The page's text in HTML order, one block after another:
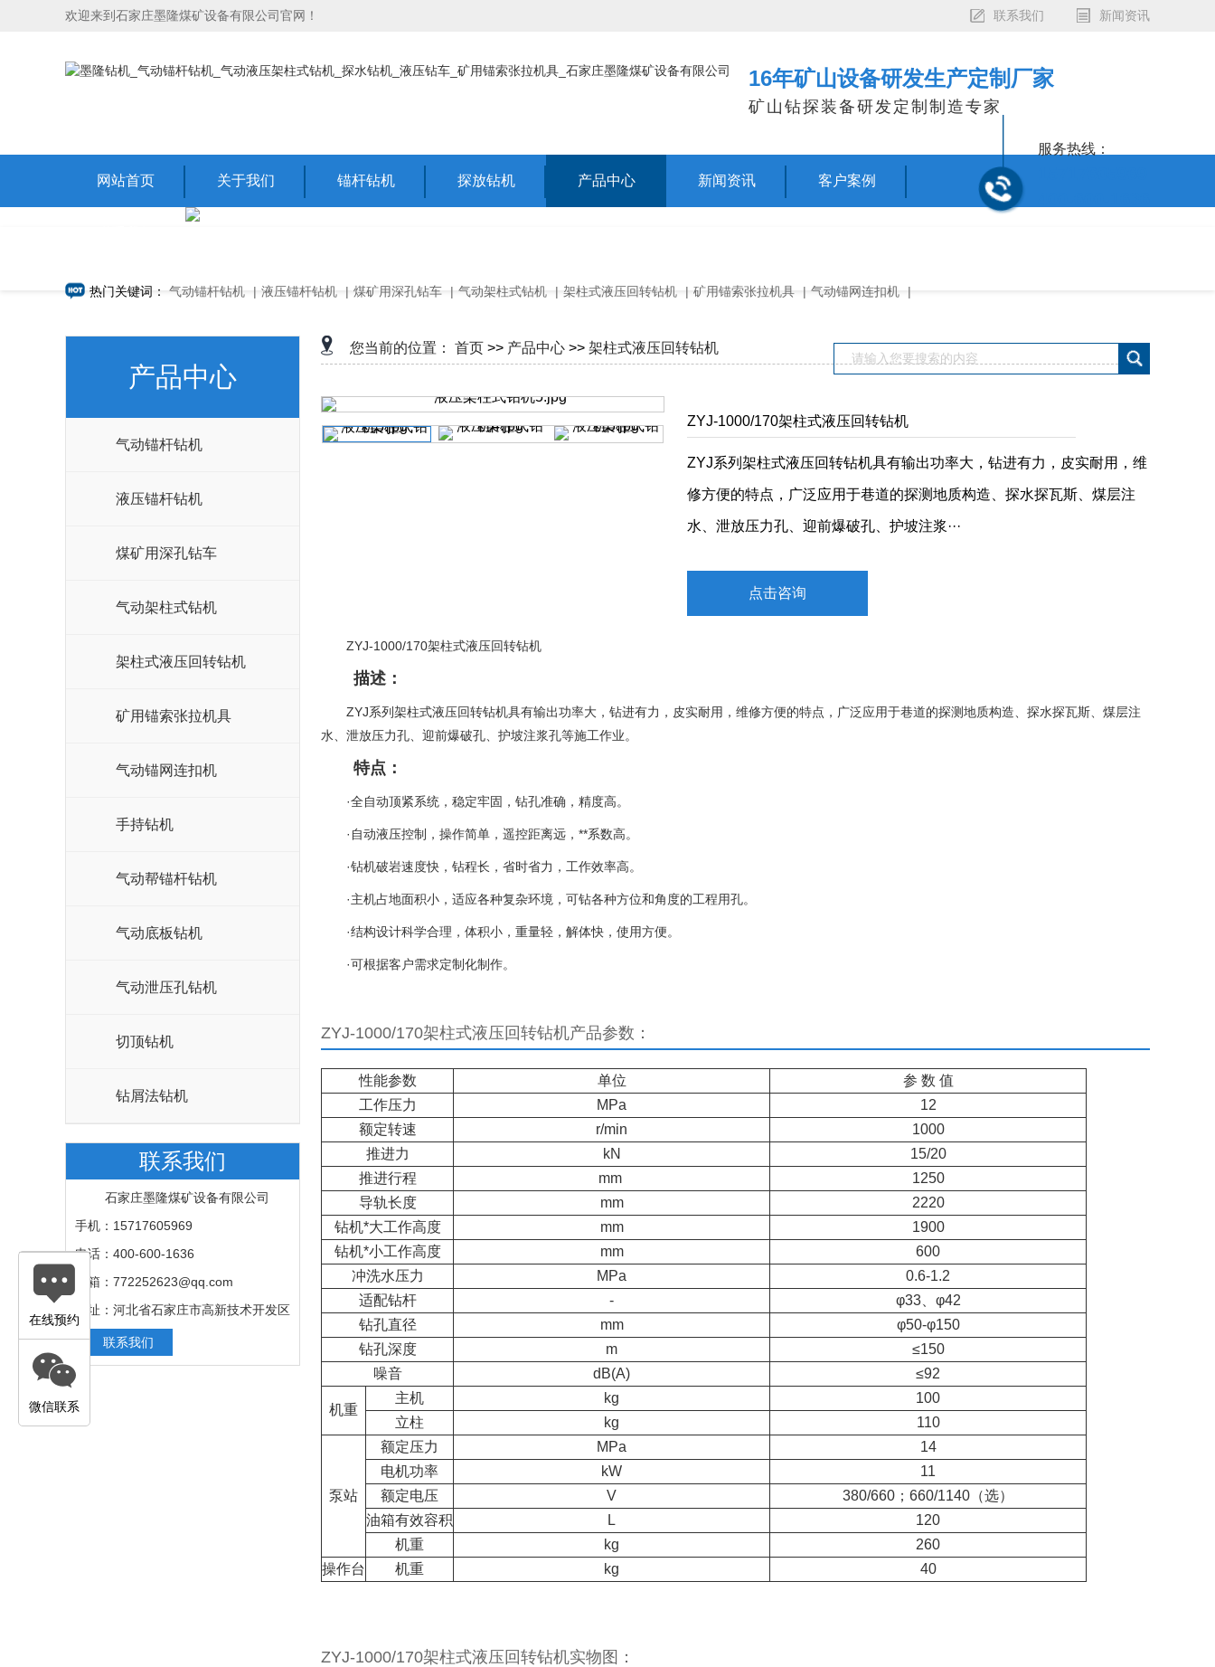
欢迎来到石家庄墨隆煤矿设备有限公司官网！ 联系我们 新闻资讯
16年矿山设备研发生产定制厂家
矿山钻探装备研发定制制造专家
服务热线：
网站首页 关于我们 锚杆钻机 探放钻机 产品中心 新闻资讯 客户案例
热门关键词： 气动锚杆钻机 | 液压锚杆钻机 | 煤矿用深孔钻车 | 气动架柱式钻机 | 架柱式液压回转钻机 | 矿用锚索张拉机具 | 气动锚网连扣机 |
产品中心
气动锚杆钻机
液压锚杆钻机
煤矿用深孔钻车
气动架柱式钻机
架柱式液压回转钻机
矿用锚索张拉机具
气动锚网连扣机
手持钻机
气动帮锚杆钻机
气动底板钻机
气动泄压孔钻机
切顶钻机
钻屑法钻机
联系我们
石家庄墨隆煤矿设备有限公司
手机：15717605969
电话：400-600-1636
邮箱：772252623@qq.com
地址：河北省石家庄市高新技术开发区
联系我们
您当前的位置： 首页 >> 产品中心 >> 架柱式液压回转钻机
ZYJ-1000/170架柱式液压回转钻机
ZYJ系列架柱式液压回转钻机具有输出功率大，钻进有力，皮实耐用，维
修方便的特点，广泛应用于巷道的探测地质构造、探水探瓦斯、煤层注
水、泄放压力孔、迎前爆破孔、护坡注浆···
点击咨询
ZYJ-1000/170架柱式液压回转钻机
描述：
ZYJ系列架柱式液压回转钻机具有输出功率大，钻进有力，皮实耐用，维修方便的特点，广泛应用于巷道的探测地质构造、探水探瓦斯、煤层注
水、泄放压力孔、迎前爆破孔、护坡注浆孔等施工作业。
特点：
·全自动顶紧系统，稳定牢固，钻孔准确，精度高。
·自动液压控制，操作简单，遥控距离远，**系数高。
·钻机破岩速度快，钻程长，省时省力，工作效率高。
·主机占地面积小，适应各种复杂环境，可钻各种方位和角度的工程用孔。
·结构设计科学合理，体积小，重量轻，解体快，使用方便。
·可根据客户需求定制化制作。
ZYJ-1000/170架柱式液压回转钻机产品参数：
性能参数 单位
参 数 值
工作压力
MPa
12
额定转速
r/min
1000
推进力
kN
15/20
推进行程
mm
1250
导轨长度
mm
2220
钻机*大工作高度
mm
1900
钻机*小工作高度
mm
600
冲洗水压力
MPa
0.6-1.2
适配钻杆
-
φ33、φ42
钻孔直径
mm
φ50-φ150
钻孔深度
m
≤150
噪音
dB(A) ≤92
机重
主机 kg
100
立柱
kg 110
泵站
额定压力 MPa
14
电机功率
kW
11
额定电压
V
380/660；660/1140（选）
油箱有效容积
L
120
机重
kg
260
操作台
机重 kg 40
ZYJ-1000/170架柱式液压回转钻机实物图：
在线预约
微信联系